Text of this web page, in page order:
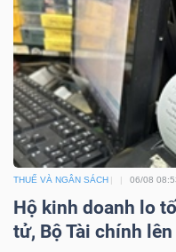
THUẾ VÀ NGÂN SÁCH 06/08
Hộ kinh doanh lo
tử, Bộ Tài chính
tích
(-)
Thuật
ngữ
(-)
Dịch
vụ